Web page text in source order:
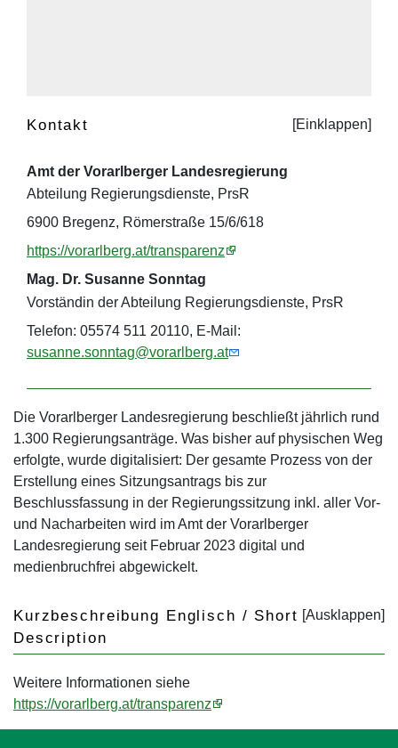
Kontakt
Amt der Vorarlberger Landesregierung
Abteilung Regierungsdienste, PrsR
6900 Bregenz, Römerstraße 15/6/618
https://vorarlberg.at/transparenz
Mag. Dr. Susanne Sonntag
Vorständin der Abteilung Regierungsdienste, PrsR
Telefon: 05574 511 20110, E-Mail:
susanne.sonntag@vorarlberg.at
Die Vorarlberger Landesregierung beschließt jährlich rund
1.300 Regierungsanträge. Was bisher auf physischen Weg
erfolgte, wurde digitalisiert: Der gesamte Prozess von der
Erstellung eines Sitzungsantrags bis zur
Beschlussfassung in der Regierungssitzung inkl. aller Vor-
und Nacharbeiten wird im Amt der Vorarlberger
Landesregierung seit Februar 2023 digital und
medienbruchfrei abgewickelt.
Kurzbeschreibung Englisch / Short
Description
Weitere Informationen siehe
https://vorarlberg.at/transparenz